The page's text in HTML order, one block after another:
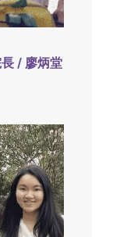
/ 廖炳堂